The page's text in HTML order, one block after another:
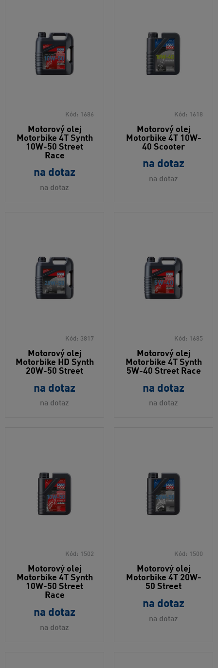
Kód: 1686
Motorový olej
Motorbike 4T Synth
10W-50 Street
Race
na dotaz
na dotaz
Kód: 1618
Motorový olej
Motorbike 4T 10W-
40 Scooter
na dotaz
na dotaz
Kód: 3817
Motorový olej
Motorbike HD Synth
20W-50 Street
na dotaz
na dotaz
Kód: 1685
Motorový olej
Motorbike 4T Synth
5W-40 Street Race
na dotaz
na dotaz
Kód: 1502
Motorový olej
Motorbike 4T Synth
10W-50 Street
Race
na dotaz
na dotaz
Kód: 1500
Motorový olej
Motorbike 4T 20W-
50 Street
na dotaz
na dotaz